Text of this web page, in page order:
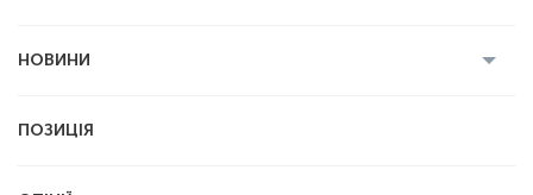
НОВИНИ
ПОЗИЦІЯ